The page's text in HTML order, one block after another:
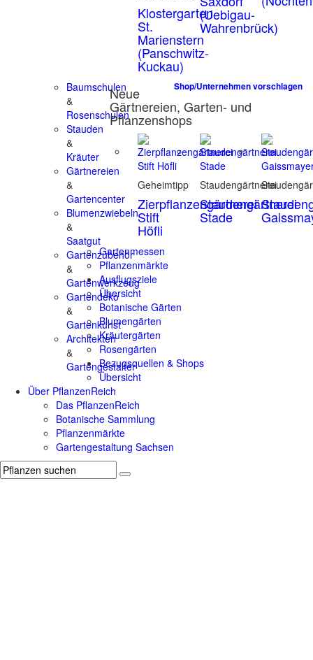
Klostergarten
St.
Marienstern
(Panschwitz-
Kuckau)
(Uebigau-
Wahrenbrück)
Baumschulen
&
Rosenschulen
Stauden
&
Kräuter
Gärtnereien
&
Gartencenter
Blumenzwiebeln
&
Saatgut
Gartenzubehör
&
Gartenwerkzeug
Gartendeko
&
Gartenkunst
Architekten
&
Gartengestalter
Shop/Unternehmen vorschlagen
Neue
Gärtnereien, Garten- und
Pflanzenshops
Geheimtipp
Zierpflanzengärtnerei
Stift
Höfli
Staudengärtnerei
Staudengärtnerei
Stade
Gartenmessen
Pflanzenmärkte
Ausflugsziele
Übersicht
Botanische Gärten
Blumengärten
Kräutergärten
Rosengärten
Bezugsquellen & Shops
Übersicht
Über PflanzenReich
Das PflanzenReich
Botanische Sammlung
Pflanzenmärkte
Gartengestaltung Sachsen